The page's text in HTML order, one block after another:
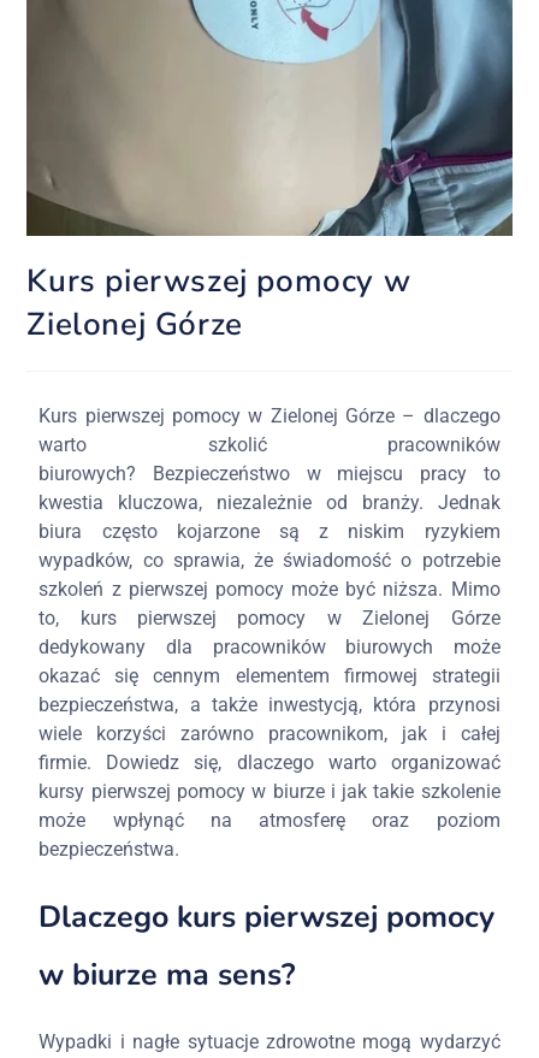
Kurs pierwszej pomocy w
Zielonej Górze
Kurs pierwszej pomocy w Zielonej Górze – dlaczego
warto szkolić pracowników
biurowych? Bezpieczeństwo w miejscu pracy to
kwestia kluczowa, niezależnie od branży. Jednak
biura często kojarzone są z niskim ryzykiem
wypadków, co sprawia, że świadomość o potrzebie
szkoleń z pierwszej pomocy może być niższa. Mimo
to, kurs pierwszej pomocy w Zielonej Górze
dedykowany dla pracowników biurowych może
okazać się cennym elementem firmowej strategii
bezpieczeństwa, a także inwestycją, która przynosi
wiele korzyści zarówno pracownikom, jak i całej
firmie. Dowiedz się, dlaczego warto organizować
kursy pierwszej pomocy w biurze i jak takie szkolenie
może wpłynąć na atmosferę oraz poziom
bezpieczeństwa.
Dlaczego kurs pierwszej pomocy
w biurze ma sens?
Wypadki i nagłe sytuacje zdrowotne mogą wydarzyć